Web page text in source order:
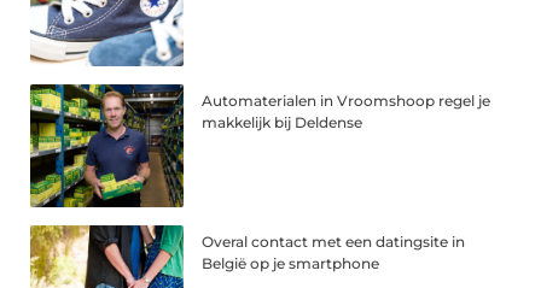
Automaterialen in Vroomshoop regel je
makkelijk bij Deldense
Overal contact met een datingsite in
België op je smartphone